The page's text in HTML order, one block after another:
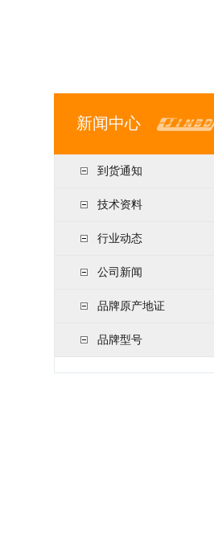
新闻中心
到货通知
技术资料
行业动态
公司新闻
品牌原产地证
品牌型号